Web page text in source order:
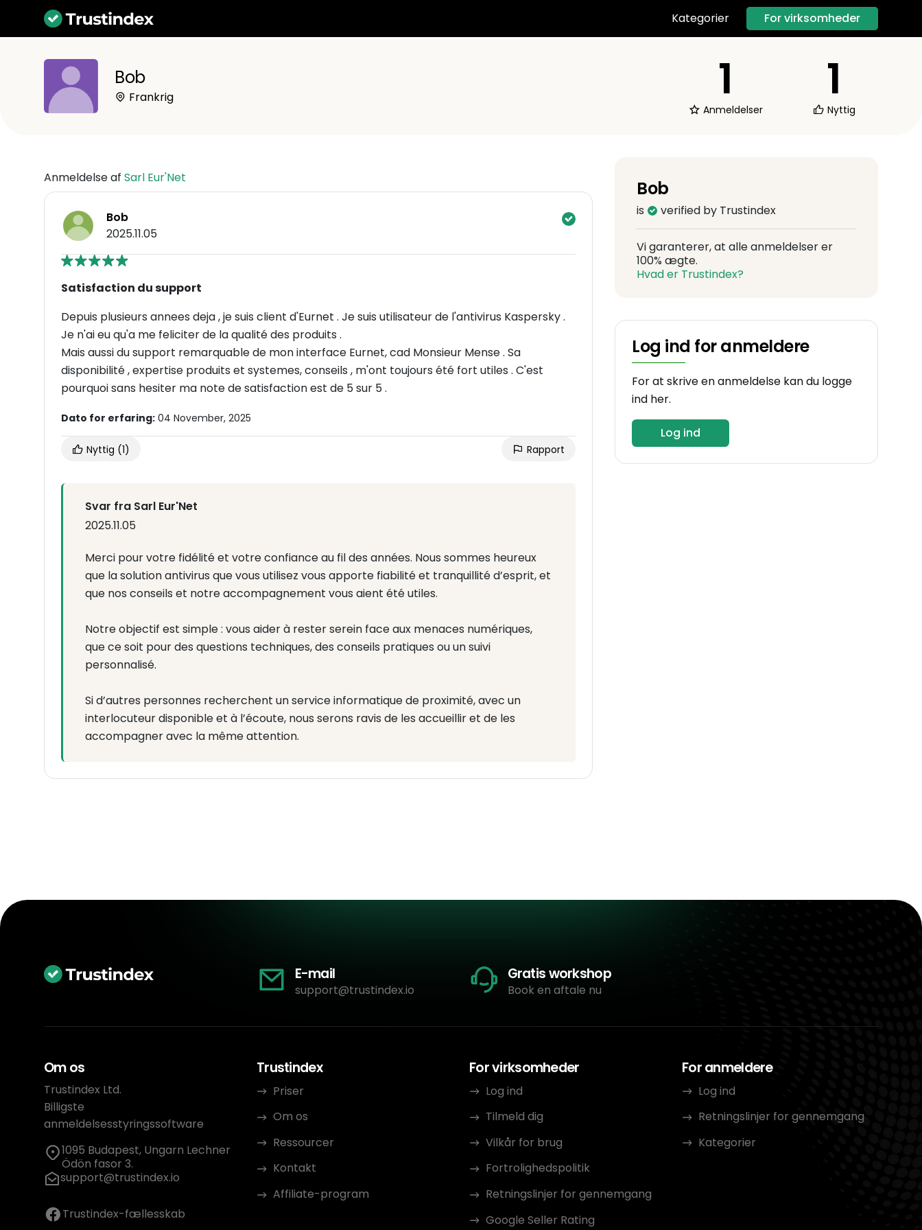
Kategorier For virksomheder
Bob
Frankrig 1
Anmeldelser
1
Nyttig
Anmeldelse af Sarl Eur'Net
Bob
2025.11.05
Satisfaction du support
Depuis plusieurs annees deja , je suis client d'Eurnet . Je suis utilisateur de l'antivirus Kaspersky .
Je n'ai eu qu'a me feliciter de la qualité des produits .
Mais aussi du support remarquable de mon interface Eurnet, cad Monsieur Mense . Sa
disponibilité , expertise produits et systemes, conseils , m'ont toujours été fort utiles . C'est
pourquoi sans hesiter ma note de satisfaction est de 5 sur 5 .
Dato for erfaring: 04 November, 2025
Nyttig (1) Rapport
Svar fra Sarl Eur'Net
2025.11.05
Merci pour votre fidélité et votre confiance au fil des années. Nous sommes heureux
que la solution antivirus que vous utilisez vous apporte fiabilité et tranquillité d’esprit, et
que nos conseils et notre accompagnement vous aient été utiles.
Notre objectif est simple : vous aider à rester serein face aux menaces numériques,
que ce soit pour des questions techniques, des conseils pratiques ou un suivi
personnalisé.
Si d’autres personnes recherchent un service informatique de proximité, avec un
interlocuteur disponible et à l’écoute, nous serons ravis de les accueillir et de les
accompagner avec la même attention.
Bob
is verified by Trustindex
Vi garanterer, at alle anmeldelser er
100% ægte.
Hvad er Trustindex?
Log ind for anmeldere
For at skrive en anmeldelse kan du logge
ind her.
Log ind
E-mail
support@trustindex.io
Gratis workshop
Book en aftale nu
Om os
Trustindex Ltd.
Billigste
anmeldelsesstyringssoftware
1095 Budapest, Ungarn Lechner
Ödön fasor 3.
support@trustindex.io
Trustindex-fællesskab
Trustindex
Priser
Om os
Ressourcer
Kontakt
Affiliate-program
For virksomheder
Log ind
Tilmeld dig
Vilkår for brug
Fortrolighedspolitik
Retningslinjer for gennemgang
Google Seller Rating
For anmeldere
Log ind
Retningslinjer for gennemgang
Kategorier